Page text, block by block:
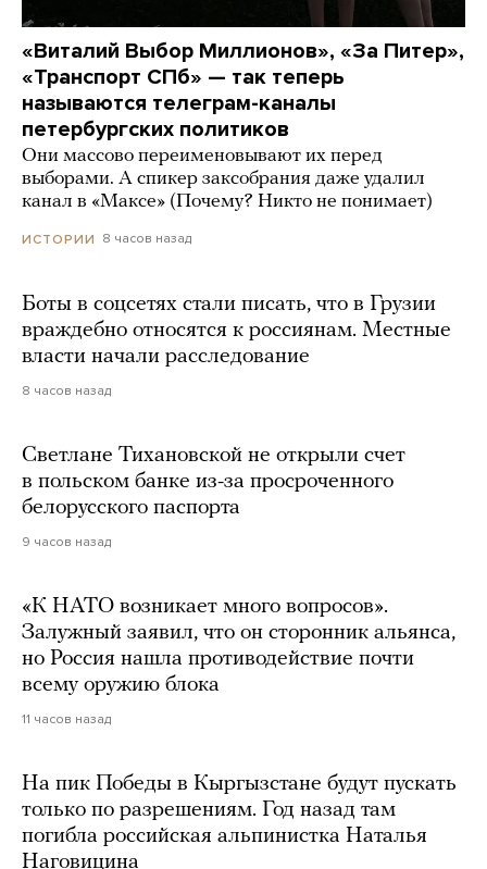
«Виталий Выбор Миллионов», «За Питер»,
«Транспорт СПб» — так теперь
называются телеграм-каналы
петербургских политиков
Они массово переименовывают их перед
выборами. А спикер заксобрания даже удалил
канал в «Максе» (Почему? Никто не понимает)
ИСТОРИИ 8 часов назад
Боты в соцсетях стали писать, что в Грузии
враждебно относятся к россиянам. Местные
власти начали расследование
8 часов назад
Светлане Тихановской не открыли счет
в польском банке из-за просроченного
белорусского паспорта
9 часов назад
«К НАТО возникает много вопросов».
Залужный заявил, что он сторонник альянса,
но Россия нашла противодействие почти
всему оружию блока
11 часов назад
На пик Победы в Кыргызстане будут пускать
только по разрешениям. Год назад там
погибла российская альпинистка Наталья
Наговицина